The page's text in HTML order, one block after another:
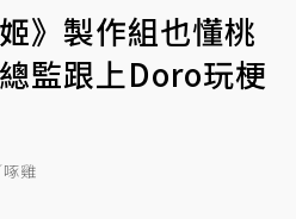
》製作組也懂桃
監跟上Doro玩梗
雞